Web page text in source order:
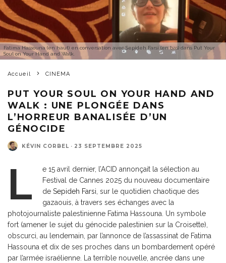
Fatima Hassouna (en haut) en conversation avec Sepideh Farsi (en bas) dans Put Your
Soul on Your Hand and Walk.
Accueil CINEMA
PUT YOUR SOUL ON YOUR HAND AND
WALK : UNE PLONGÉE DANS
L’HORREUR BANALISÉE D’UN
GÉNOCIDE
KÉVIN CORBEL · 23 SEPTEMBRE 2025
L
e 15 avril dernier, l’ACID annonçait la sélection au
Festival de Cannes 2025 du nouveau documentaire
de Sepideh Farsi, sur le quotidien chaotique des
gazaouis, à travers ses échanges avec la
photojournaliste palestinienne Fatima Hassouna. Un symbole
fort (amener le sujet du génocide palestinien sur la Croisette),
obscurci, au lendemain, par l’annonce de l’assassinat de Fatima
Hassouna et dix de ses proches dans un bombardement opéré
par l’armée israélienne. La terrible nouvelle, ancrée dans une